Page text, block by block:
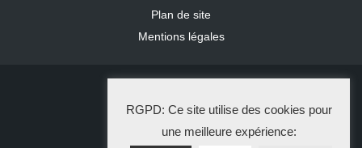
Plan de site
Mentions légales
La Solution Immo
RGPD: Ce site utilise des cookies pour
une meilleure expérience: